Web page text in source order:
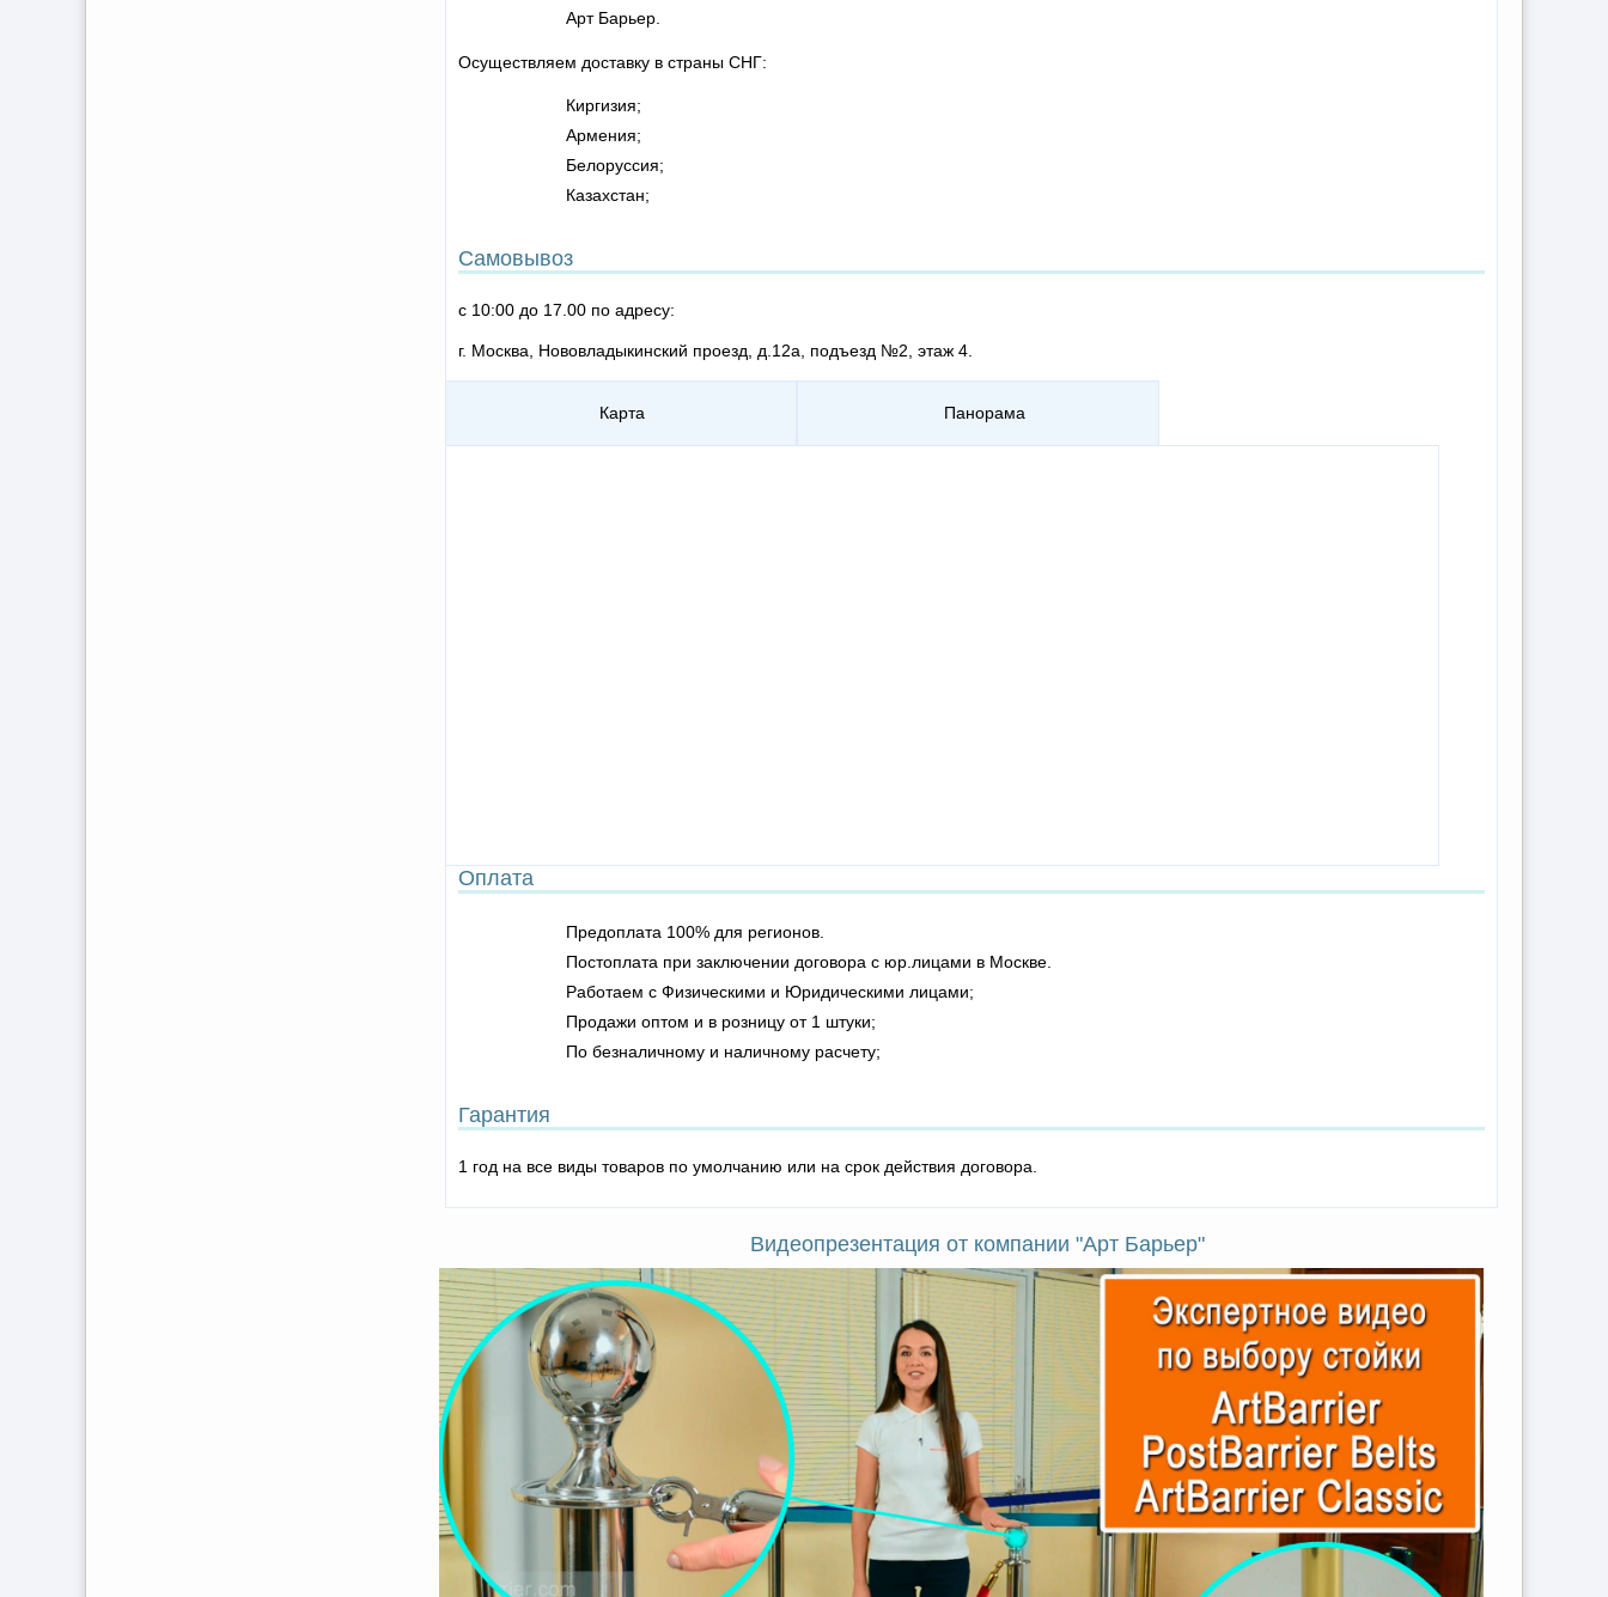
Арт Барьер.
Осуществляем доставку в страны СНГ:
Киргизия;
Армения;
Белоруссия;
Казахстан;
Самовывоз
с 10:00 до 17.00 по адресу:
г. Москва, Нововладыкинский проезд, д.12а, подъезд №2, этаж 4.
Карта Панорама
Оплата
Предоплата 100% для регионов.
Постоплата при заключении договора с юр.лицами в Москве.
Работаем с Физическими и Юридическими лицами;
Продажи оптом и в розницу от 1 штуки;
По безналичному и наличному расчету;
Гарантия
1 год на все виды товаров по умолчанию или на срок действия договора.
Видеопрезентация от компании "Арт Барьер"